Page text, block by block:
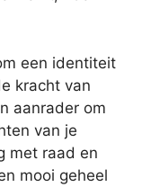
een identiteit
kracht van
aanrader om
van je
met raad en
mooi geheel